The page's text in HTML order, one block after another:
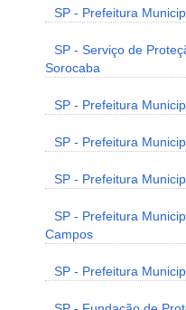
SP - Prefeitura
SP - Serviço de
Sorocaba
SP - Prefeitura
SP - Prefeitura
SP - Prefeitura
SP - Prefeitura
Campos
SP - Prefeitura